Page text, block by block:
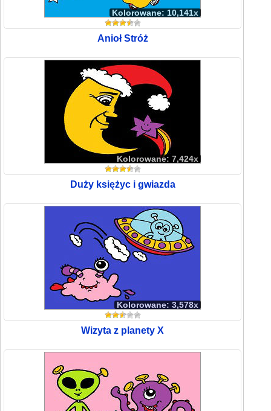
Kolorowane: 10,141x
Anioł Stróż
Kolorowane: 7,424x
Duży księżyc i gwiazda
Kolorowane: 3,578x
Wizyta z planety X